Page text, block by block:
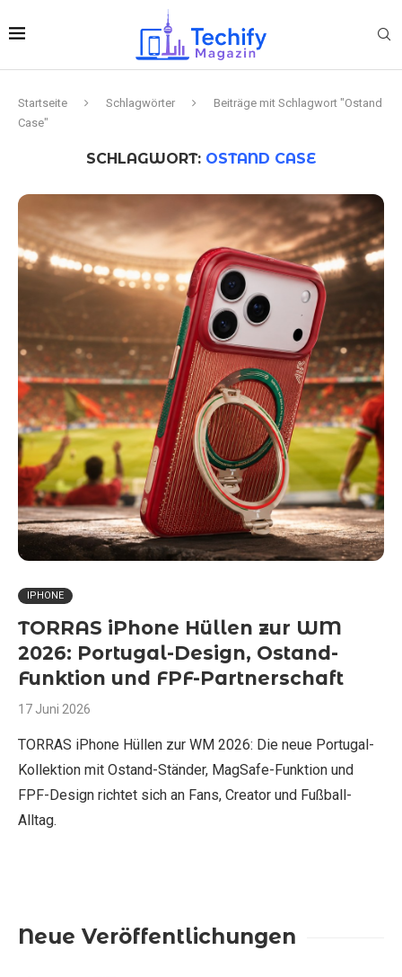
Startseite Schlagwörter
Beiträge mit Schlagwort "Ostand
Case"
SCHLAGWORT: OSTAND CASE
IPHONE
TORRAS iPhone Hüllen zur WM
2026: Portugal-Design, Ostand-
Funktion und FPF-Partnerschaft
17 Juni 2026
TORRAS iPhone Hüllen zur WM 2026: Die neue Portugal-
Kollektion mit Ostand-Ständer, MagSafe-Funktion und
FPF-Design richtet sich an Fans, Creator und Fußball-
Alltag.
Neue Veröffentlichungen